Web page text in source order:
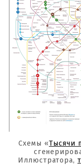
Схемы «Тысячи
Иллюстратора,